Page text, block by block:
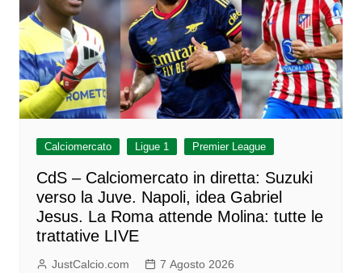
Calciomercato Ligue 1 Premier League
CdS – Calciomercato in diretta: Suzuki
verso la Juve. Napoli, idea Gabriel
Jesus. La Roma attende Molina: tutte le
trattative LIVE
JustCalcio.com 7 Agosto 2026